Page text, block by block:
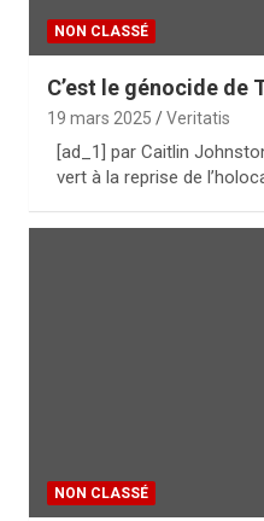
NON CLASSÉ
C’est le génocide de
19 mars 2025 Veritatis
[ad_1] par Caitlin
vert à la reprise de
NON CLASSÉ